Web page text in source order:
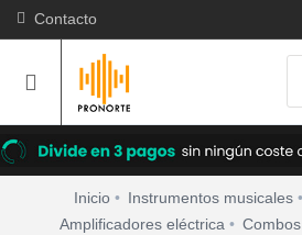
Contacto
Inicio Instrumentos musicales
Amplificadores eléctrica
Combos